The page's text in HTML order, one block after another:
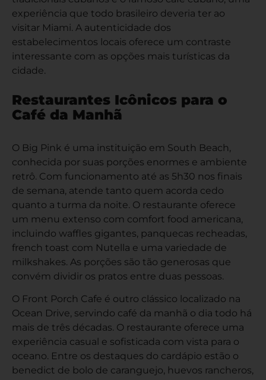
experiência que todo brasileiro deveria ter ao
visitar Miami. A autenticidade dos
estabelecimentos locais oferece um contraste
interessante com as opções mais turísticas da
cidade.
Restaurantes Icônicos para o
Café da Manhã
O Big Pink é uma instituição em South Beach,
conhecida por suas porções enormes e ambiente
retrô. Com funcionamento até as 5h30 nos finais
de semana, atende tanto quem acorda cedo
quanto a turma da noite. O restaurante oferece
um menu extenso com comfort food americana,
incluindo waffles gigantes, panquecas recheadas,
french toast com Nutella e uma variedade de
milkshakes. As porções são tão generosas que
convém dividir os pratos entre duas pessoas.
O Front Porch Cafe é outro clássico localizado na
Ocean Drive, servindo café da manhã o dia todo há
mais de três décadas. O restaurante oferece uma
experiência casual e sofisticada com vista para o
oceano. Entre os destaques do cardápio estão o
benedict de bolo de caranguejo, huevos rancheros,